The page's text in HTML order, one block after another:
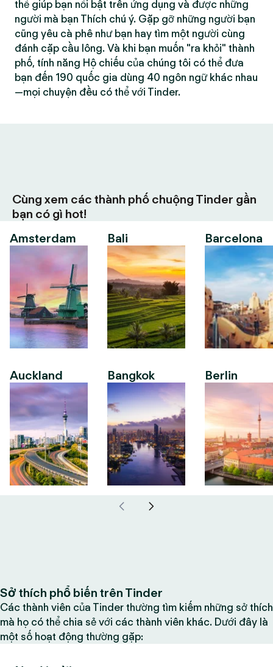
thể giúp bạn nổi bật trên ứng dụng và được những
người mà bạn Thích chú ý. Gặp gỡ những người bạn
cũng yêu cà phê như bạn hay tìm một người cùng
đánh cặp cầu lông. Và khi bạn muốn "ra khỏi" thành
phố, tính năng Hộ chiếu của chúng tôi có thể đưa
bạn đến 190 quốc gia dùng 40 ngôn ngữ khác nhau
—mọi chuyện đều có thể với Tinder.
Cùng xem các thành phố chuộng Tinder gần
bạn có gì hot!
Amsterdam
Auckland
Bali
Bangkok
Barcelona
Berlin
Sở thích phổ biến trên Tinder
Các thành viên của Tinder thường tìm kiếm những sở thích
mà họ có thể chia sẻ với các thành viên khác. Dưới đây là
một số hoạt động thường gặp: